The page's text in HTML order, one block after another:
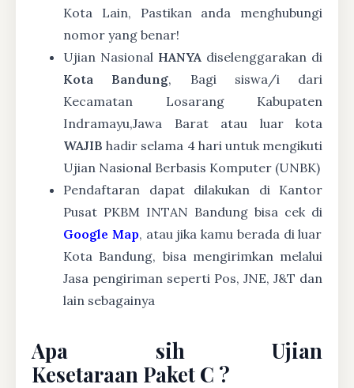
Kota Lain, Pastikan anda menghubungi
nomor yang benar!
Ujian Nasional HANYA diselenggarakan di
Kota Bandung, Bagi siswa/i dari
Kecamatan Losarang Kabupaten
Indramayu,Jawa Barat atau luar kota
WAJIB hadir selama 4 hari untuk mengikuti
Ujian Nasional Berbasis Komputer (UNBK)
Pendaftaran dapat dilakukan di Kantor
Pusat PKBM INTAN Bandung bisa cek di
Google Map, atau jika kamu berada di luar
Kota Bandung, bisa mengirimkan melalui
Jasa pengiriman seperti Pos, JNE, J&T dan
lain sebagainya
Apa sih Ujian
Kesetaraan Paket C ?